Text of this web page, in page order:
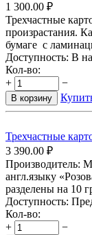
1 300.00 ₽
Трехчастные
произрастания.
бумаге с
Доступность: В
Кол-во:
+
−
В корзину
Трехчастные
3 390.00 ₽
Производитель:
англ.языку
разделены на 10
Доступность:
Кол-во:
+
−